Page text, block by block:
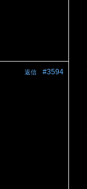
#3594
返信